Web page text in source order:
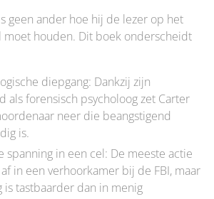
geen ander hoe hij de lezer op het
moet houden. Dit boek onderscheidt
diepgang: Dankzij zijn
als forensisch psycholoog zet Carter
neer die beangstigend
is.
spanning in een cel: De meeste actie
in een verhoorkamer bij de FBI, maar
is tastbaarder dan in menig